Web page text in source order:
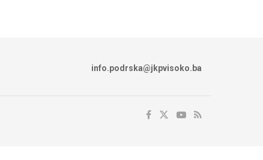
info.podrska@jkpvisoko.ba